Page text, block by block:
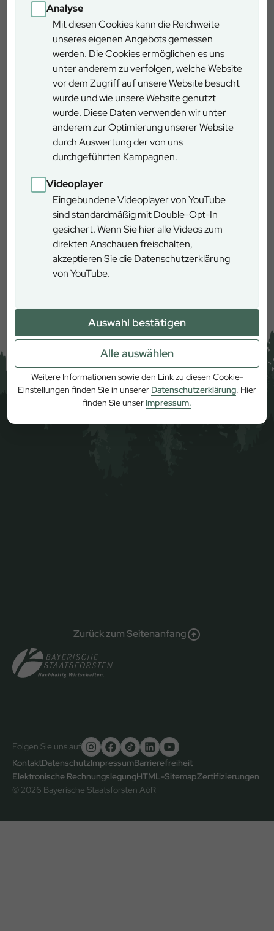
Analyse
Mit diesen Cookies kann die Reichweite
unseres eigenen Angebots gemessen
werden. Die Cookies ermöglichen es uns
unter anderem zu verfolgen, welche Website
vor dem Zugriff auf unsere Website besucht
wurde und wie unsere Website genutzt
wurde. Diese Daten verwenden wir unter
anderem zur Optimierung unserer Website
durch Auswertung der von uns
durchgeführten Kampagnen.
Videoplayer
Eingebundene Videoplayer von YouTube
sind standardmäßig mit Double-Opt-In
gesichert. Wenn Sie hier alle Videos zum
direkten Anschauen freischalten,
akzeptieren Sie die Datenschutzerklärung
von YouTube.
Auswahl bestätigen
Alle auswählen
Weitere Informationen sowie den Link zu diesen Cookie-
Einstellungen finden Sie in unserer Datenschutzerklärung. Hier
finden Sie unser Impressum.
Rettungsübung am Forstbetrieb Wasserburg: Bild: Bayerische
Staatsforsten
Wasserburg
Salzburger Straße 14, 83512 Wasserburg
Zurück zum Seitenanfang
Folgen Sie uns auf
Untere
Fußzeile
KontaktDatenschutzImpressumBarrierefreiheit
Elektronische RechnungslegungHTML-SitemapZertifizierungen
© 2026 Bayerische Staatsforsten AöR